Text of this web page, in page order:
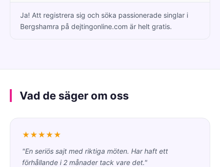
Ja! Att registrera sig och söka passionerade singlar i
Bergshamra på dejtingonline.com är helt gratis.
Vad de säger om oss
★★★★★
"En seriös sajt med riktiga möten. Har haft ett
förhållande i 2 månader tack vare det."